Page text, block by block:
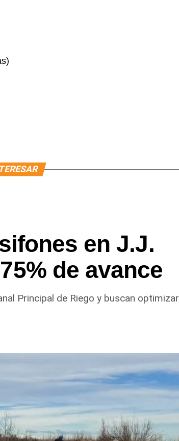
en J.J.
de avance
Principal de Riego y buscan optimizar